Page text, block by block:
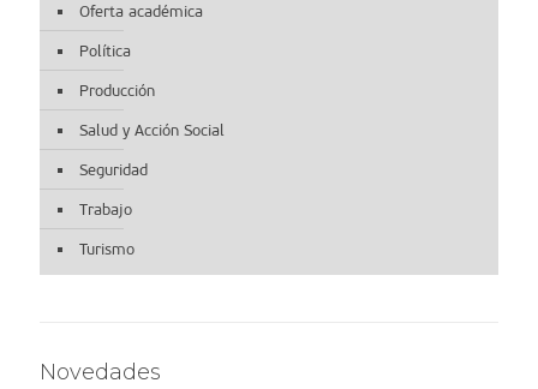
Oferta académica
Política
Producción
Salud y Acción Social
Seguridad
Trabajo
Turismo
Novedades